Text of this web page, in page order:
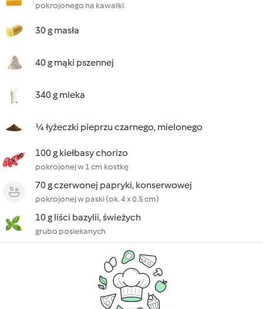
pokrojonego na kawałki
30 g masła
40 g mąki pszennej
340 g mleka
¼ łyżeczki pieprzu czarnego, mielonego
100 g kiełbasy chorizo
pokrojonej w 1 cm kostkę
70 g czerwonej papryki, konserwowej
pokrojonej w paski (ok. 4 x 0.5 cm)
10 g liści bazylii, świeżych
grubo posiekanych